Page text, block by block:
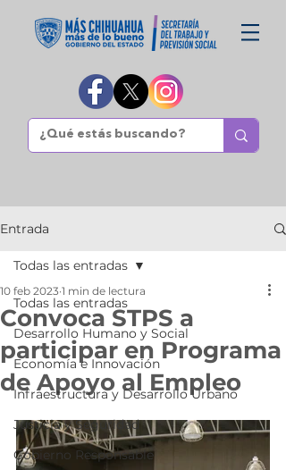
Entrada
Todas las entradas
Desarrollo Humano y Social
Economía e Innovación
Infraestructura y Desarrollo Urbano
Justicia y Seguridad
Gobierno Responsable
Todas las entradas
Convoca STPS a
participar en Programa
de Apoyo al Empleo
10 feb 2023 1 min de lectura